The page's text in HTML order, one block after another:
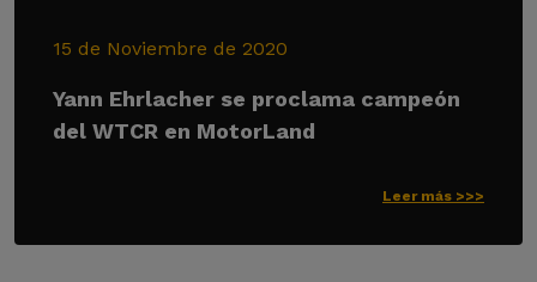
15 de Noviembre de 2020
Yann Ehrlacher se proclama campeón
del WTCR en MotorLand
Leer más >>>